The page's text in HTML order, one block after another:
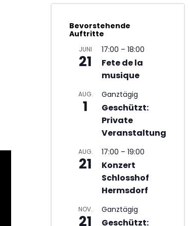
Bevorstehende
Auftritte
JUNI
21
17:00 – 18:00
Fete de la
musique
AUG.
1
Ganztägig
Geschützt:
Private
Veranstaltung
AUG.
21
17:00 – 19:00
Konzert
Schlosshof
Hermsdorf
NOV.
21
Ganztägig
Geschützt: